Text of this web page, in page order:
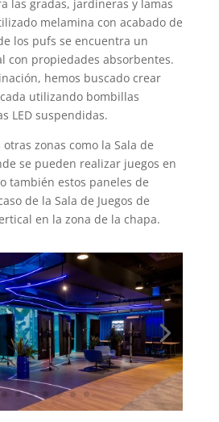
las gradas, jardineras y lamas
melamina con acabado de
los pufs se encuentra un
con propiedades absorbentes.
hemos buscado crear
utilizando bombillas
LED suspendidas.
zonas como la Sala de
se pueden realizar juegos en
también estos paneles de
de la Sala de Juegos de
en la zona de la chapa.